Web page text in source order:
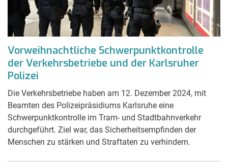
Vorweihnachtliche Schwerpunktkontrolle
der Verkehrsbetriebe und der Karlsruher
Polizei
Die Verkehrsbetriebe haben am 12. Dezember 2024, mit
Beamten des Polizeipräsidiums Karlsruhe eine
Schwerpunktkontrolle im Tram- und Stadtbahnverkehr
durchgeführt. Ziel war, das Sicherheitsempfinden der
Menschen zu stärken und Straftaten zu verhindern.